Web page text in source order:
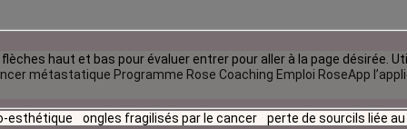
métastatique Programme Rose Coaching Emploi RoseApp
haut et bas pour évaluer entrer pour aller à la page désirée.
esthétique ongles fragilisés par le cancer
perte de sourcils liée